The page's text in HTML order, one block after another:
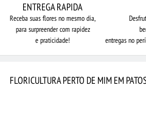
ENTREGA RAPIDA
Receba suas flores no mesmo dia,
para surpreender com rapidez
e praticidade!
entregas no
FLORICULTURA PERTO DE MIM EM